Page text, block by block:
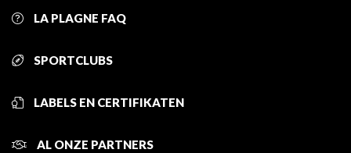
LA PLAGNE FAQ
SPORTCLUBS
LABELS EN CERTIFIKATEN
AL ONZE PARTNERS